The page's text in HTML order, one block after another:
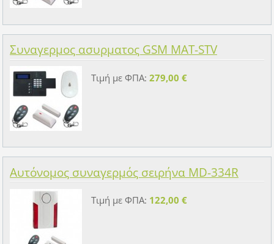
Συναγερμος ασυρματος GSM MAT-STV
Τιμή με ΦΠΑ: 279,00 €
Αυτόνομος συναγερμός σειρήνα MD-334R
Τιμή με ΦΠΑ: 122,00 €